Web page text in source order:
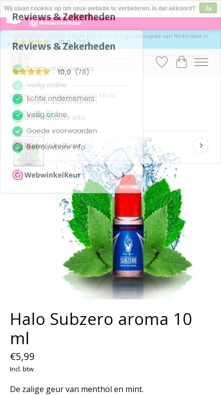
10
78 Reviews ×
* VERZENDING GRATIS VANAF €50,00 De allergoedkoopste van Nederland in
aroma's
Verlanglijst
Home / Halo Subzero aroma 10 ml
Product image slideshow Items
Halo Subzero aroma 10
ml
€5,99
Incl. btw
De zalige geur van menthol en mint.
Wij slaan cookies op om onze website te verbeteren. Is dat akkoord?
Ja
Nee
Meer over cookies »